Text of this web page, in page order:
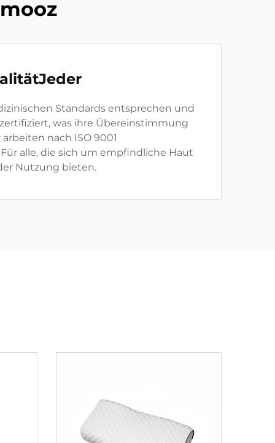
Standards entsprechen und
was ihre Übereinstimmung
nach ISO 9001
alle, die sich um empfindliche Haut
Nutzung bieten.